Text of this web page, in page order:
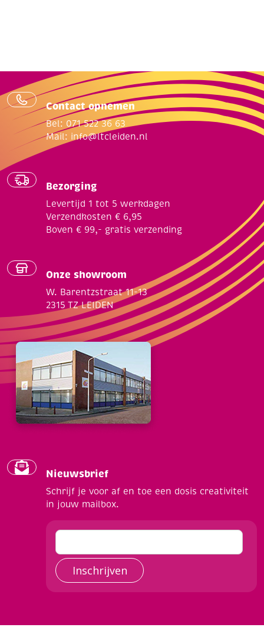
Contact opnemen
Bel: 071 522 36 63
Mail: info@ltcleiden.nl
Bezorging
Levertijd 1 tot 5 werkdagen
Verzendkosten € 6,95
Boven € 99,- gratis verzending
Onze showroom
W. Barentzstraat 11-13
2315 TZ LEIDEN
Nieuwsbrief
Schrijf je voor af en toe een dosis creativiteit
in jouw mailbox.
Inschrijven